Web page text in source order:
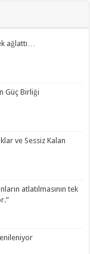
ağlattı…
Güç Birliği
ve Sessiz Kalan
atlatılmasının tek